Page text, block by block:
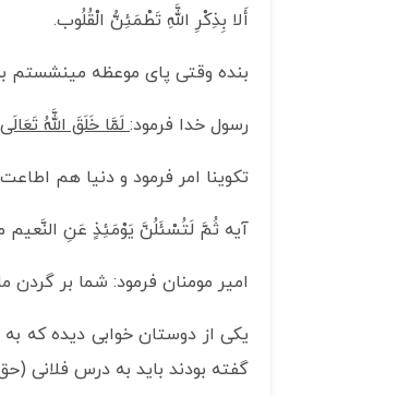
أَلا بِذِكْرِ اللَّهِ تَطْمَئِنُّ الْقُلُوب‏.
بنده وقتی پای موعظه می­نشستم
رسول خدا فرمود:لَمَّا خَلَقَ اللَّهُ
تکوینا امر فرمود و دنیا هم
آیه ثُمَّ لَتُسْئَلُنَّ يَوْمَئِذٍ عَنِ
امیر مومنان فرمود: شما بر گردن
یکی از دوستان خوابی دیده که
گفته بودند باید به درس فلانی